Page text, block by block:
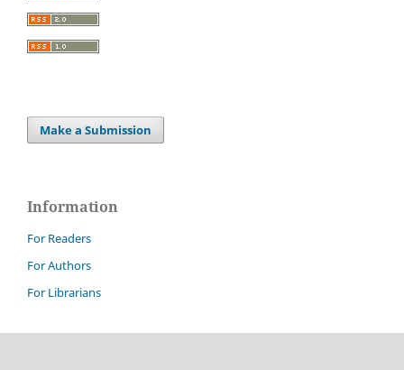
Make a Submission
Information
For Readers
For Authors
For Librarians